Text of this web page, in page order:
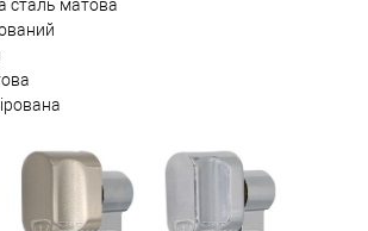
сталь матова